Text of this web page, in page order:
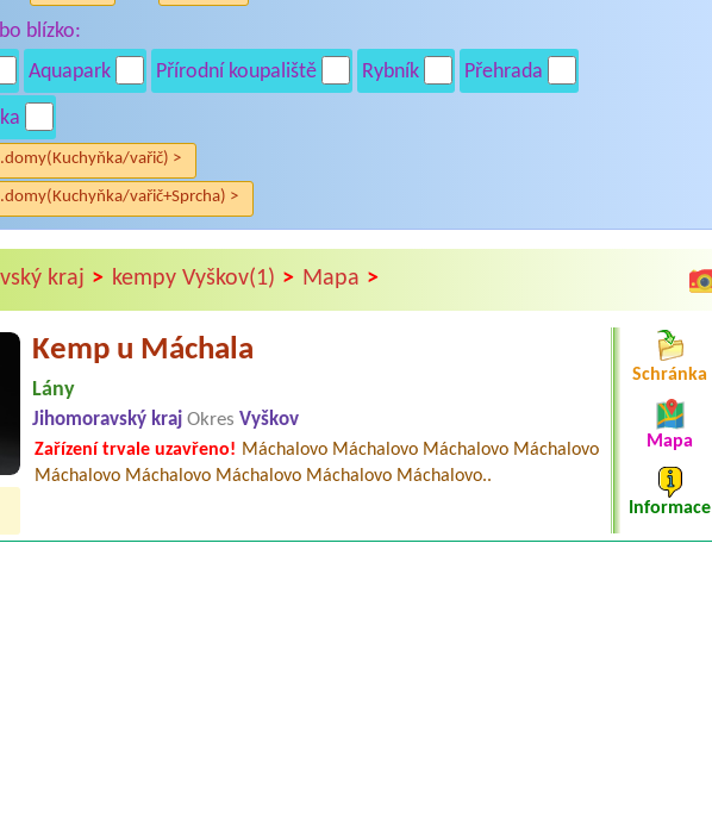
blízko:
Aquapark Přírodní koupaliště Rybník Přehrada
vařič) >
vařič+Sprcha) >
kraj > kempy Vyškov(1) > Mapa >
Kemp u Máchala
Lány
Jihomoravský krajOkres Vyškov
Zařízení trvale uzavřeno! Máchalovo Máchalovo Máchalovo Máchalovo
Máchalovo Máchalovo Máchalovo Máchalovo Máchalovo..
Schránka
Mapa
Informace